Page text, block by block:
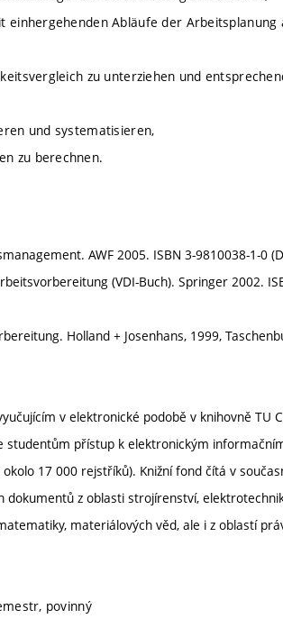
Abläufe der Arbeitsplanung
zu unterziehen und
und systematisieren,
zu berechnen.
AWF 2005. ISBN 3-9810038-1-0
(VDI-Buch). Springer 2002.
Holland + Josenhans, 1999,
v elektronické podobě v knihovně TU
studentům přístup k elektronickým
17 000 rejstříků). Knižní fond čítá v
z oblasti strojírenství,
materiálových věd, ale i z oblastí
povinný